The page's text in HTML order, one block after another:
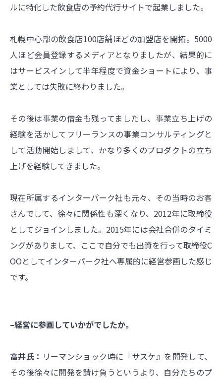
ルに特化した飲食店の予約代行サイトで起業しました。
札幌中心部の飲食店100店舗ほどの加盟店を開拓。5000
人ほど会員登録するメディアとなりましたが、結果的に
はサービスインして半年程度で資金ショートにより、事
業としては失敗に終わりました。
その後は事業の借金も残ってましたし、 事業立ち上げの
経験を活かしてフリーランスの事業コンサルティングと
して活動開始しまして、かなり多くのプロダクトの立ち
上げを経験してきました。
現在所属するインターパーク社も元々、その当時のお客
さんでして、徐々に関係性も深くなり、2012年に取締役
としてジョインしました。2015年には会社合併のタイミ
ングがありまして、ここで自分でも出資を行って取締役C
OOとしてインターパーク社へ専属的に経営参画した感じ
です。
–経営に参画していかがでしたか。
高井氏： リーマンショック時に『サスケ』を開発して、
その後徐々に開発を請け負うというより、自分たちのプ